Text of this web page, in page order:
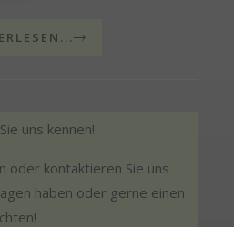
uns kennen!
oder kontaktieren Sie uns
haben oder gerne einen